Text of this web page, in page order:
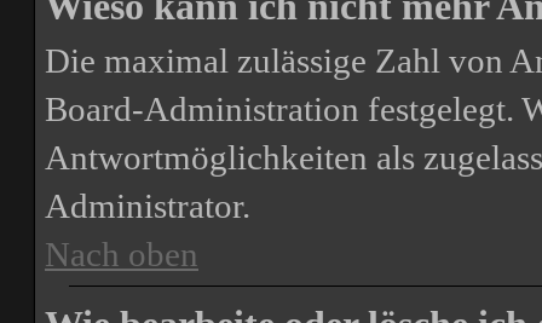
Die maximal zulässige Zahl von
Board-Administration festgelegt.
Antwortmöglichkeiten als
Administrator.
Nach oben